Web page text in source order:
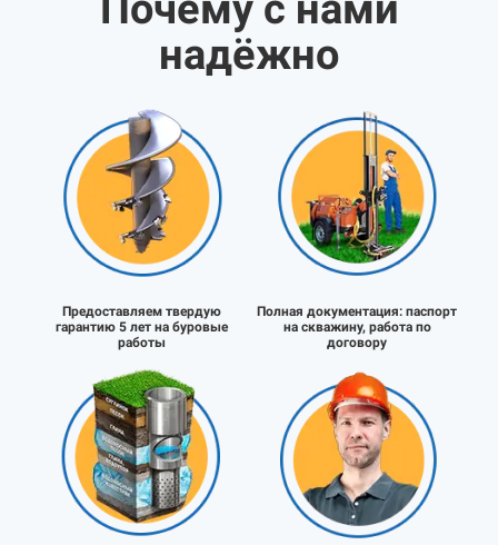
надёжно
Предоставляем твердую
гарантию 5 лет на буровые
работы
Полная документация: паспорт
на скважину, работа по
договору